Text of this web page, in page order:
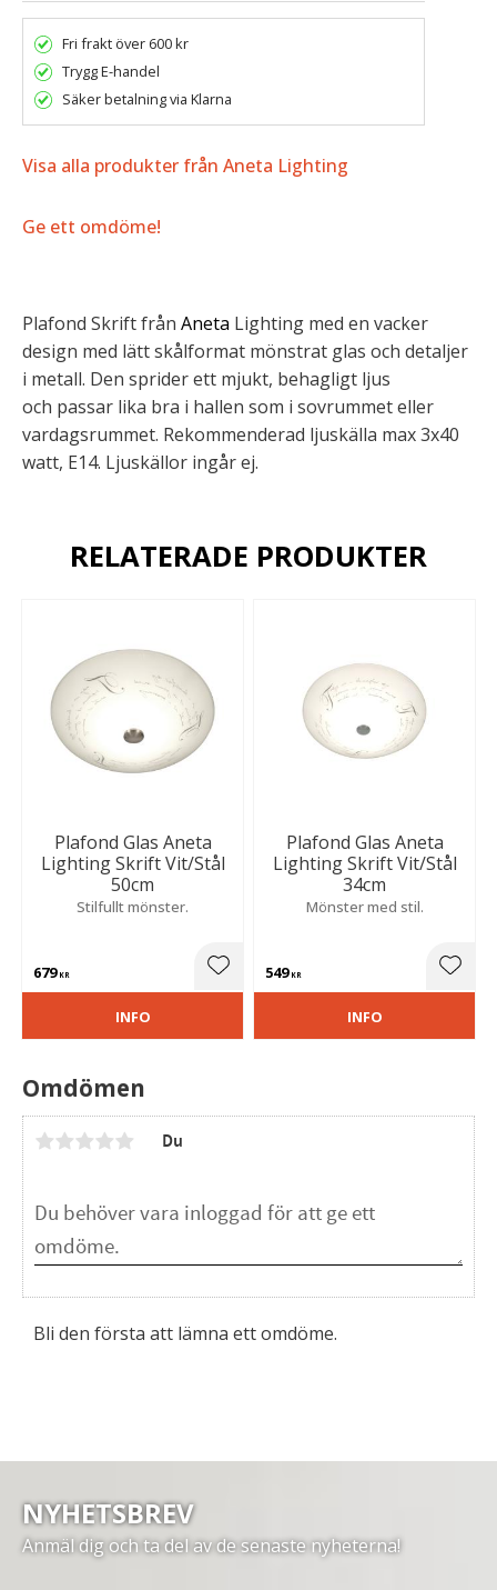
Fri frakt över 600 kr
Trygg E-handel
Säker betalning via Klarna
Visa alla produkter från Aneta Lighting
Ge ett omdöme!
Plafond Skrift från Aneta Lighting med en vacker
design med lätt skålformat mönstrat glas och detaljer
i metall. Den sprider ett mjukt, behagligt ljus
och passar lika bra i hallen som i sovrummet eller
vardagsrummet. Rekommenderad ljuskälla max 3x40
watt, E14. Ljuskällor ingår ej.
Omdömen
Du
Bli den första att lämna ett omdöme.
RELATERADE PRODUKTER
Plafond Glas Aneta
Lighting Skrift Vit/Stål
50cm
Stilfullt mönster.
679KR Lägg till i favoriter
INFO
Plafond Glas Aneta
Lighting Skrift Vit/Stål
34cm
Mönster med stil.
549KR
INFO
NYHETSBREV
Anmäl dig och ta del av de senaste nyheterna!